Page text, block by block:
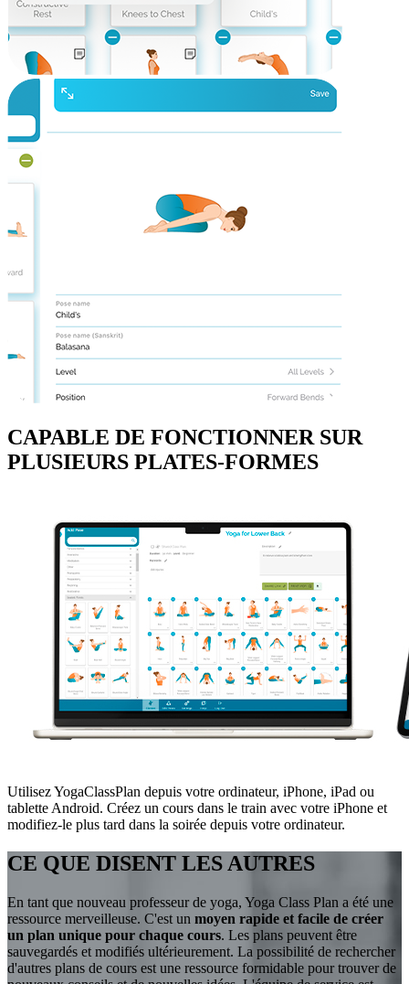
CAPABLE DE FONCTIONNER SUR
PLUSIEURS PLATES-FORMES
Utilisez YogaClassPlan depuis votre ordinateur, iPhone, iPad ou
tablette Android. Créez un cours dans le train avec votre iPhone et
modifiez-le plus tard dans la soirée depuis votre ordinateur.
CE QUE DISENT LES AUTRES
En tant que nouveau professeur de yoga, Yoga Class Plan a été une
ressource merveilleuse. C'est un moyen rapide et facile de créer
un plan unique pour chaque cours. Les plans peuvent être
sauvegardés et modifiés ultérieurement. La possibilité de rechercher
d'autres plans de cours est une ressource formidable pour trouver de